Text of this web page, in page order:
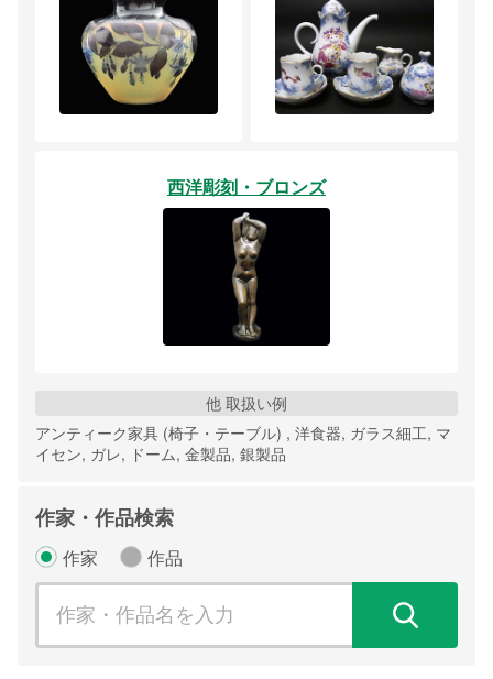
西洋彫刻・ブロンズ
他 取扱い例
アンティーク家具 (椅子・テーブル) , 洋食器, ガラス細工, マ
イセン, ガレ, ドーム, 金製品, 銀製品
作家・作品検索
作家 作品